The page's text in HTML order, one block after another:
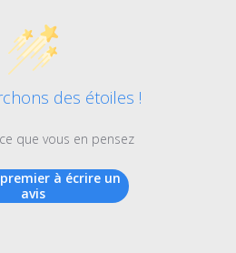
des étoiles !
que vous en pensez
à écrire un
avis